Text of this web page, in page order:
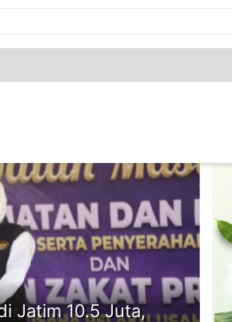
Jatim 10.5 Juta,